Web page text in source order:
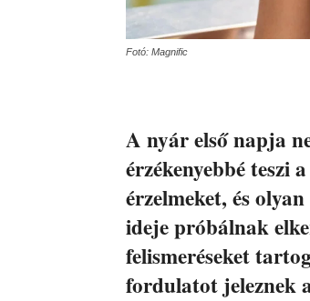
Fotó: Magnific
A nyár első napja
érzékenyebbé
érzelmeket, és
ideje próbálnak
felismeréseket
fordulatot jeleznek